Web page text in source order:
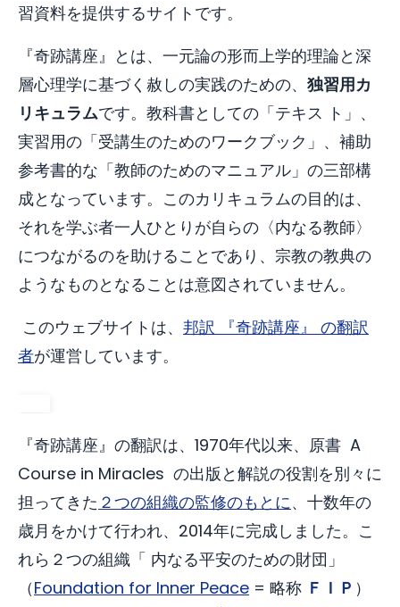
習資料を提供するサイトです。
『奇跡講座』とは、一元論の形而上学的理論と深
層心理学に基づく赦しの実践のための、 独習用カ
リキュラムです。教科書としての「テキス ト」、
実習用の「受講生のためのワークブック」、補助
参考書的な「教師のためのマニュアル」の三部構
成となっています。このカリキュラムの目的は、
それを学ぶ者一人ひとりが自らの〈内なる教師〉
につながるのを助けることであり、宗教の教典の
ようなものとなることは意図されていません。
このウェブサイトは、 邦訳 『奇跡講座』 の翻訳
者が運営しています。
『奇跡講座』の翻訳は、1970年代以来、原書 A
Course in Miracles の出版と解説の役割を別々に
担ってきた ２つの組織の監修のもとに、十数年の
歳月をかけて行われ、2014年に完成しました。こ
れら２つの組織「 内なる平安のための財団」
（Foundation for Inner Peace = 略称 ＦＩＰ ）